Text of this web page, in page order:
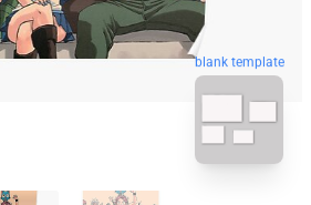
blank template